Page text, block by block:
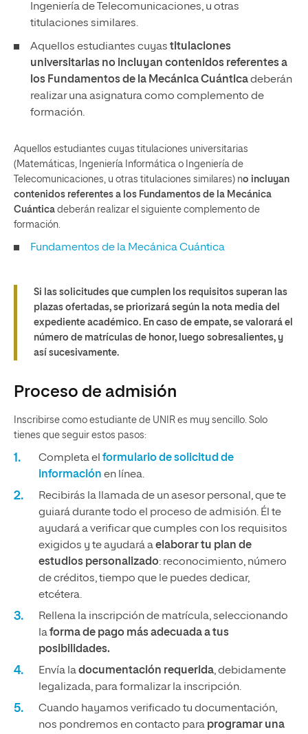
Ingeniería de Telecomunicaciones, u otras
titulaciones similares.
Aquellos estudiantes cuyas titulaciones
universitarias no incluyan contenidos referentes a
los Fundamentos de la Mecánica Cuánticadeberán
realizar una asignatura como complemento de
formación.
Aquellos estudiantes cuyas titulaciones universitarias
(Matemáticas, Ingeniería Informática o Ingeniería de
Telecomunicaciones, u otras titulaciones similares) no incluyan
contenidos referentes a los Fundamentos de la Mecánica
Cuántica deberán realizar el siguiente complemento de
formación.
Fundamentos de la Mecánica Cuántica
Si las solicitudes que cumplen los requisitos superan las
plazas ofertadas, se priorizará según la nota media del
expediente académico. En caso de empate, se valorará el
número de matrículas de honor, luego sobresalientes, y
así sucesivamente.
Proceso de admisión
Inscribirse como estudiante de UNIR es muy sencillo. Solo
tienes que seguir estos pasos:
Completa el formulario de solicitud de
información en línea.
Recibirás la llamada de un asesor personal, que te
guiará durante todo el proceso de admisión. Él te
ayudará a verificar que cumples con los requisitos
exigidos y te ayudará aelaborar tu plan de
estudios personalizado: reconocimiento, número
de créditos, tiempo que le puedes dedicar,
etcétera.
Rellena la inscripción de matrícula, seleccionando
laforma de pago más adecuada a tus
posibilidades.
Envía ladocumentación requerida, debidamente
legalizada, para formalizar la inscripción.
Cuando hayamos verificado tu documentación,
nos pondremos en contacto para programar una